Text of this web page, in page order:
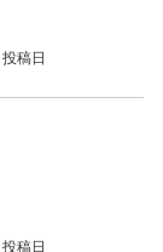
投稿日
投稿日